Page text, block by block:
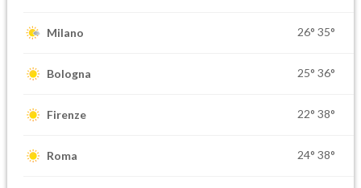
Milano 26° 35°
Bologna 25° 36°
Firenze 22° 38°
Roma 24° 38°